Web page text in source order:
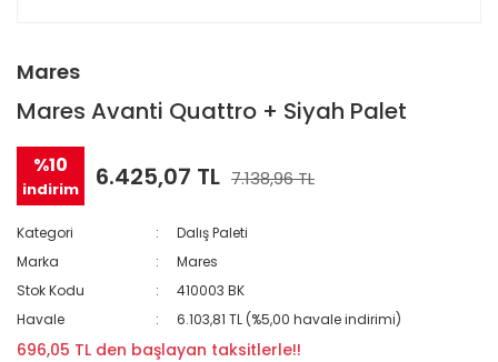
Mares
Mares Avanti Quattro + Siyah Palet
%10
indirim 6.425,07 TL 7.138,96 TL
Kategori
Dalış Paleti
Marka
Mares
Stok Kodu
410003 BK
Havale
6.103,81 TL (%5,00 havale indirimi)
696,05 TL den başlayan taksitlerle!!